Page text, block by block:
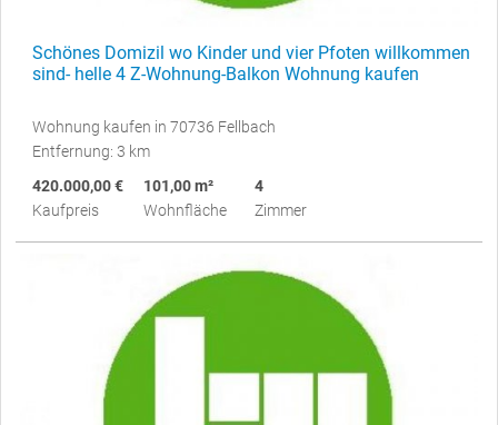
Schönes Domizil wo Kinder und vier Pfoten willkommen
sind- helle 4 Z-Wohnung-Balkon Wohnung kaufen
Wohnung kaufen in 70736 Fellbach
Entfernung: 3 km
420.000,00 €
Kaufpreis
101,00 m²
Wohnfläche
4
Zimmer